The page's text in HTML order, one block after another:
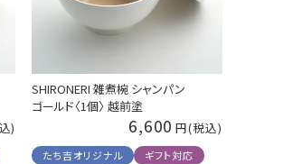
SHIRONERI 雑煮椀 シャンパン
ゴールド〈1個〉 越前塗
6,600
たち吉オリジナル
ギフト対応